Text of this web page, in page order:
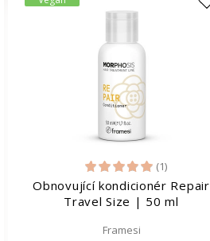
(1)
Obnovující kondicionér Repair
Travel Size | 50 ml
Framesi